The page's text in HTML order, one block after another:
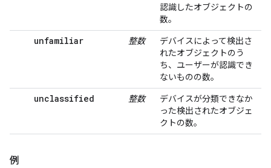
認識したオブジェクトの
数。
unfamiliar 整数
デバイスによって検出さ
れたオブジェクトのう
ち、ユーザーが認識でき
ないものの数。
unclassified 整数
デバイスが分類できなか
った検出されたオブジェ
クトの数。
例